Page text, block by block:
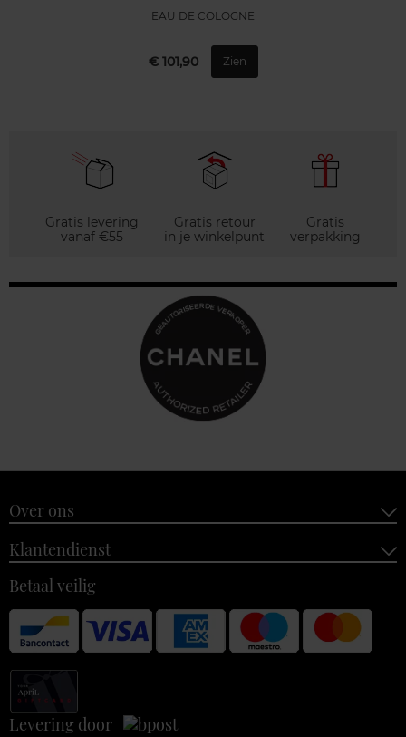
EAU DE COLOGNE
€ 101,90 Zien
Gratis levering
vanaf €55
Gratis retour
in je winkelpunt
Gratis
verpakking
Over ons
Klantendienst
Betaal veilig
Levering door